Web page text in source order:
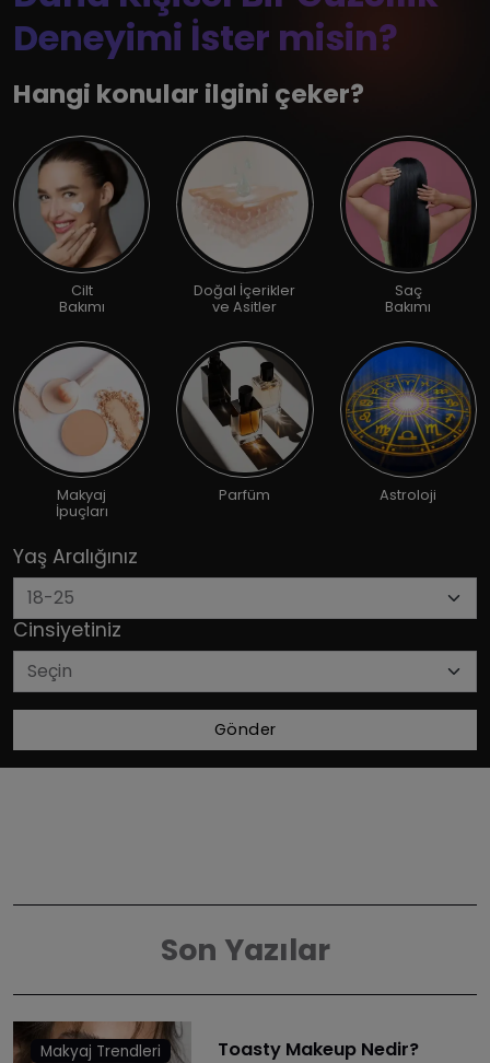
Deneyimi İster misin?
Hangi konular ilgini çeker?
Cilt
Bakımı
Doğal İçerikler
ve Asitler
Saç
Bakımı
Makyaj
İpuçları
Parfüm Astroloji
Yaş Aralığınız
Cinsiyetiniz
Gönder
Son Yazılar
Makyaj Trendleri Toasty Makeup Nedir?